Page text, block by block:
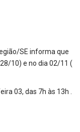
SE informa que
10) e no dia 02/11 (
03, das 7h às 13h .